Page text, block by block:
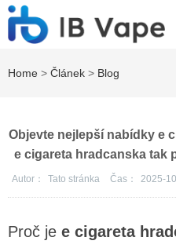
Home > Článek > Blog
Objevte nejlepší nabídky e
e cigareta hradcanska tak
Autor： Tato stránka Čas： 2025-
Proč je e cigareta